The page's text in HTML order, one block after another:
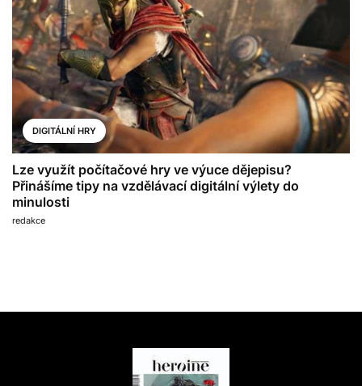
DIGITÁLNÍ HRY
Lze využít počítačové hry ve výuce dějepisu?
Přinášíme tipy na vzdělávací digitální výlety do
minulosti
redakce